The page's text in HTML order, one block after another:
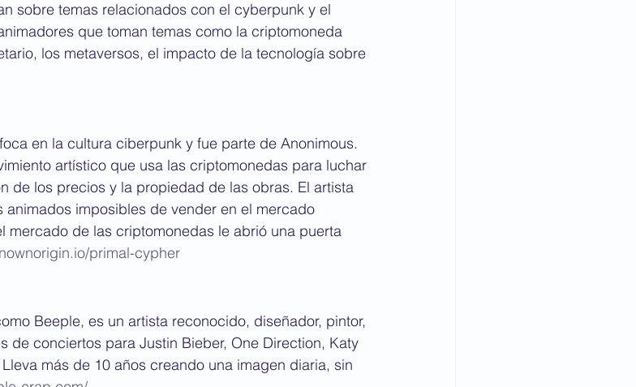
sobre temas relacionados con el cyberpunk y el
que toman temas como la criptomoneda
los metaversos, el impacto de la tecnología sobre
en la cultura ciberpunk y fue parte de Anonimous.
artístico que usa las criptomonedas para luchar
de los precios y la propiedad de las obras. El artista
imposibles de vender en el mercado
mercado de las criptomonedas le abrió una puerta
primal-cypher
Beeple, es un artista reconocido, diseñador, pintor,
de conciertos para Justin Bieber, One Direction, Katy
más de 10 años creando una imagen diaria, sin